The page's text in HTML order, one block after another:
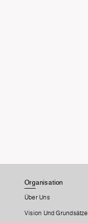
Organisation
Über Uns
Vision Und Grundsätze